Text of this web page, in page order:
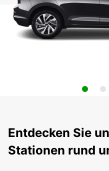
Entdecken Sie
Stationen rund